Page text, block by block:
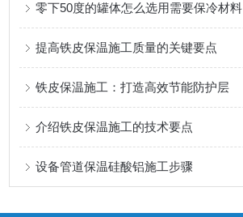
零下50度的罐体怎么选用需要保冷材料
提高铁皮保温施工质量的关键要点
铁皮保温施工：打造高效节能防护层
介绍铁皮保温施工的技术要点
设备管道保温硅酸铝施工步骤